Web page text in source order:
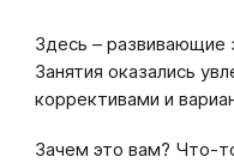
Здесь – развивающие
Занятия оказались
коррективами и
Зачем это вам? Что-